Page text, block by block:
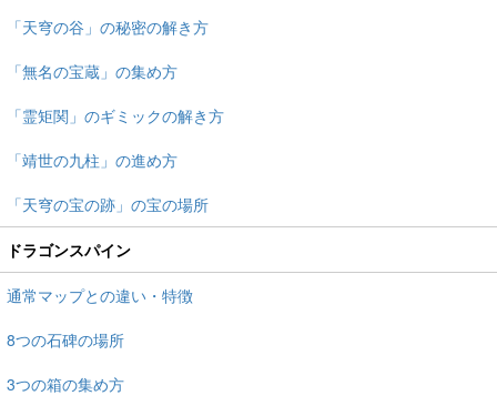
「天穹の谷」の秘密の解き方
「無名の宝蔵」の集め方
「霊矩関」のギミックの解き方
「靖世の九柱」の進め方
「天穹の宝の跡」の宝の場所
ドラゴンスパイン
通常マップとの違い・特徴
8つの石碑の場所
3つの箱の集め方